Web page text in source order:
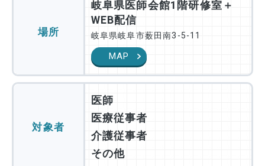
場所
岐阜県医師会館1階研修室＋
WEB配信
岐阜県岐阜市薮田南3-5-11
MAP
対象者
医師
医療従事者
介護従事者
その他